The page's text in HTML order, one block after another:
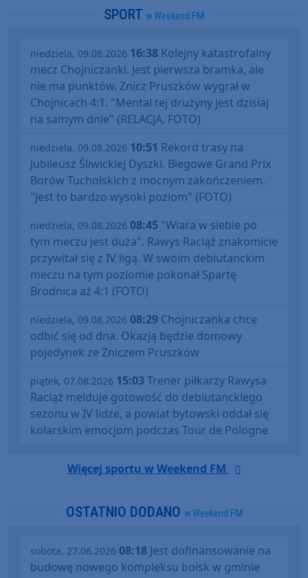
SPORT w Weekend FM
niedziela, 09.08.2026 16:38 Kolejny katastrofalny
mecz Chojniczanki. Jest pierwsza bramka, ale
nie ma punktów. Znicz Pruszków wygrał w
Chojnicach 4:1. "Mental tej drużyny jest dzisiaj
na samym dnie" (RELACJA, FOTO)
niedziela, 09.08.2026 10:51 Rekord trasy na
jubileusz Śliwickiej Dyszki. Biegowe Grand Prix
Borów Tucholskich z mocnym zakończeniem.
"Jest to bardzo wysoki poziom" (FOTO)
niedziela, 09.08.2026 08:45 "Wiara w siebie po
tym meczu jest duża". Rawys Raciąż znakomicie
przywitał się z IV ligą. W swoim debiutanckim
meczu na tym poziomie pokonał Spartę
Brodnica aż 4:1 (FOTO)
niedziela, 09.08.2026 08:29 Chojniczanka chce
odbić się od dna. Okazją będzie domowy
pojedynek ze Zniczem Pruszków
piątek, 07.08.2026 15:03Trener piłkarzy Rawysa
Raciąż melduje gotowość do debiutanckiego
sezonu w IV lidze, a powiat bytowski oddał się
kolarskim emocjom podczas Tour de Pologne
Więcej sportu w Weekend FM
OSTATNIO DODANO w Weekend FM
sobota, 27.06.2026 08:18 Jest dofinansowanie na
budowę nowego kompleksu boisk w gminie